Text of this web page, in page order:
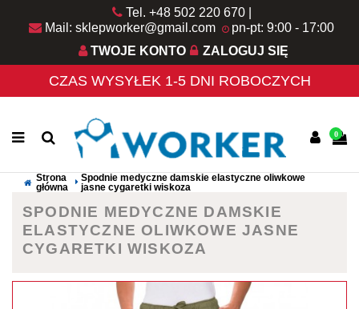
Tel. +48 502 220 670
Mail: sklepworker@gmail.com
pn-pt: 9:00 - 17:00
TWOJE KONTO
ZALOGUJ SIĘ
CZAS WYSYŁEK 1-5 DNI ROBOCZYCH
0
Strona
główna
Spodnie medyczne damskie elastyczne oliwkowe
jasne cygaretki wiskoza
SPODNIE MEDYCZNE DAMSKIE
ELASTYCZNE OLIWKOWE JASNE
CYGARETKI WISKOZA